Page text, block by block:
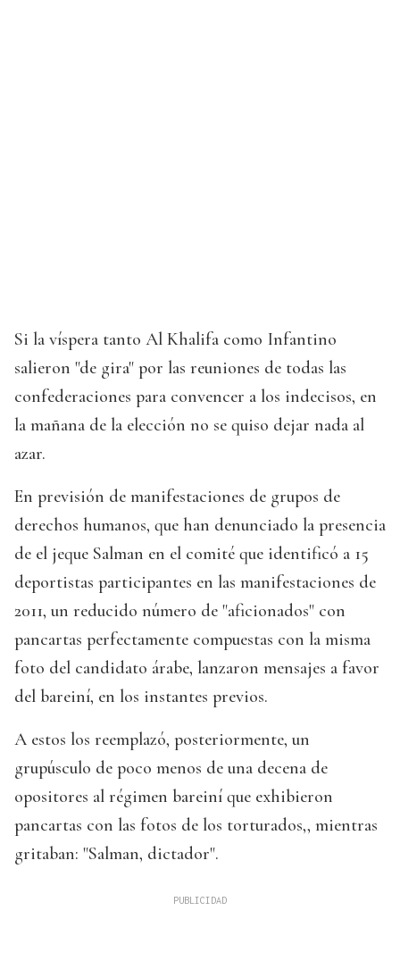
Si la víspera tanto Al Khalifa como Infantino
salieron "de gira" por las reuniones de todas las
confederaciones para convencer a los indecisos, en
la mañana de la elección no se quiso dejar nada al
azar.
En previsión de manifestaciones de grupos de
derechos humanos, que han denunciado la presencia
de el jeque Salman en el comité que identificó a 15
deportistas participantes en las manifestaciones de
2011, un reducido número de "aficionados" con
pancartas perfectamente compuestas con la misma
foto del candidato árabe, lanzaron mensajes a favor
del bareiní, en los instantes previos.
A estos los reemplazó, posteriormente, un
grupúsculo de poco menos de una decena de
opositores al régimen bareiní que exhibieron
pancartas con las fotos de los torturados,, mientras
gritaban: "Salman, dictador".